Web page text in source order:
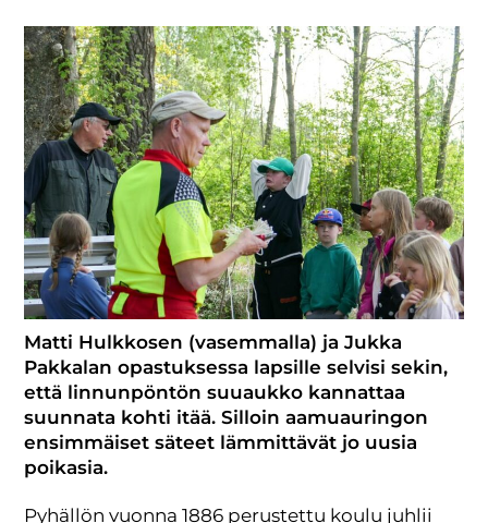
Matti Hulkkosen (vasemmalla) ja Jukka
Pakkalan opastuksessa lapsille selvisi sekin,
että linnunpöntön suuaukko kannattaa
suunnata kohti itää. Silloin aamuauringon
ensimmäiset säteet lämmittävät jo uusia
poikasia.
Pyhällön vuonna 1886 perustettu koulu juhlii